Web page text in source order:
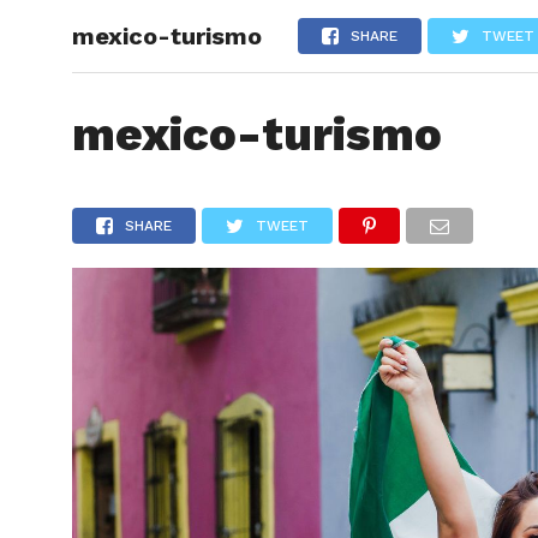
mexico-turismo SHARE TWEET
mexico-turismo
SHARE TWEET